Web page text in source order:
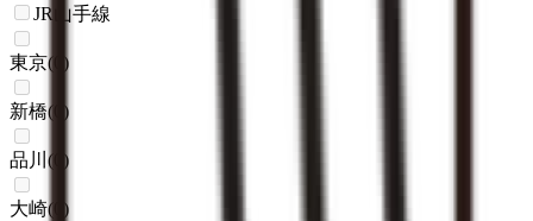
JR山手線
東京( )
新橋( )
品川 ( )
大崎( )